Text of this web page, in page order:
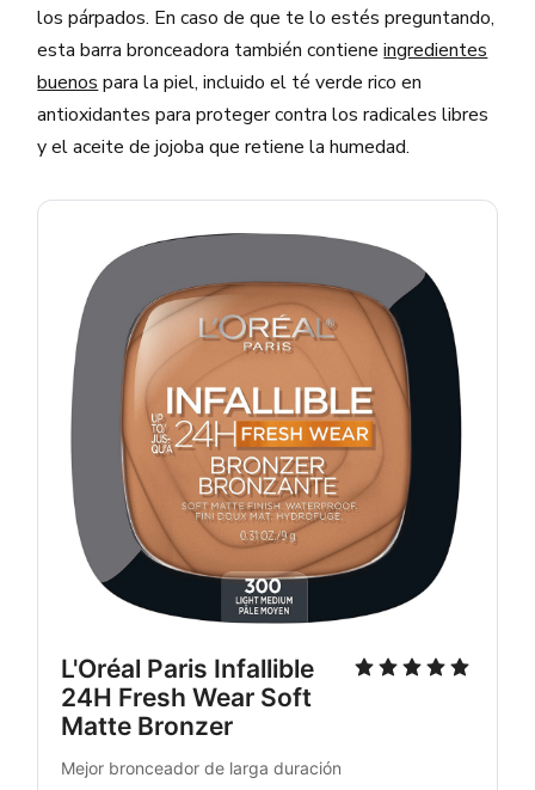
los párpados. En caso de que te lo estés preguntando,
esta barra bronceadora también contieneingredientes
buenos para la piel, incluido el té verde rico en
antioxidantes para proteger contra los radicales libres
y el aceite de jojoba que retiene la humedad.
L'Oréal Paris Infallible
24H Fresh Wear Soft
Matte Bronzer
Mejor bronceador de larga duración